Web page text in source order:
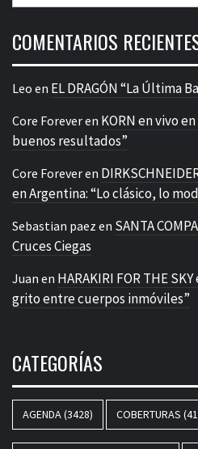
COMENTARIOS
Leo en EL DRAGÓN “La Última
Core Foreveren KORN en vivo
buenos resultados”
Core Foreveren
en Argentina: “Lo clásico, lo
Sebastian paez en SANTA
Cruces Ciegas
Juan en HARAKIRI FOR THE
grito entre cuerpos inmóviles”
CATEGORÍAS
AGENDA(3428) COBERTURAS